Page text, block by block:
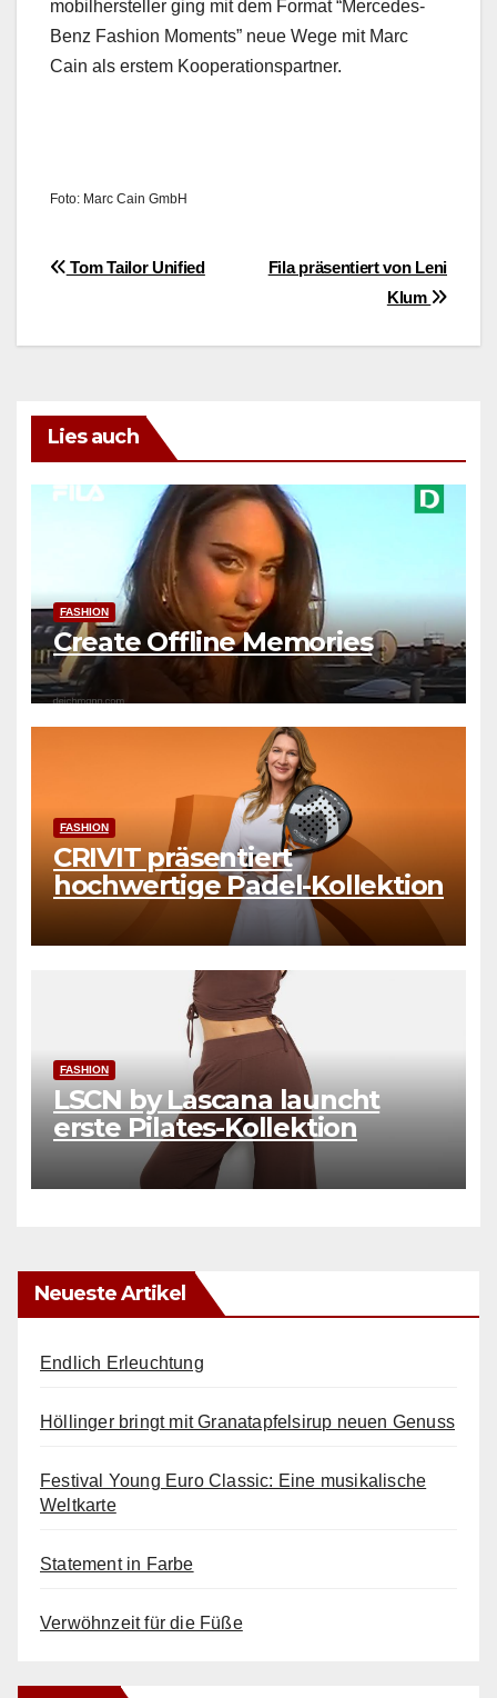
mo­bil­her­steller ging mit dem For­mat “Mer­cedes-
Benz Fash­ion Moments” neue Wege mit Marc
Cain als erstem Koop­er­a­tionspart­ner.
Foto: Marc Cain GmbH
Beitragsnavigation
Fila präsentiert von Leni
Klum
Tom Tailor Unified
Lies auch
FASHION
Create Offline Memories
FASHION
CRIVIT präsentiert
hochwertige Padel-Kollektion
FASHION
LSCN by Lascana launcht
erste Pilates-Kollektion
Neueste Artikel
Endlich Erleuchtung
Höllinger bringt mit Granatapfelsirup neuen Genuss
Festival Young Euro Classic: Eine musikalische
Weltkarte
Statement in Farbe
Verwöhnzeit für die Füße